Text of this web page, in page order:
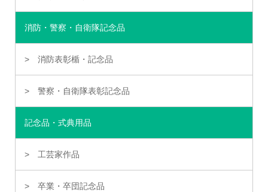
消防・警察・自衛隊記念品
消防表彰楯・記念品
警察・自衛隊表彰記念品
記念品・式典用品
工芸家作品
卒業・卒団記念品